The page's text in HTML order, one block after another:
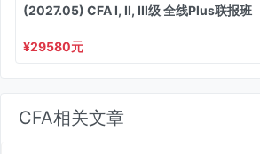
(2027.05) CFA I, II, III级 全线Plus联报班
¥29580元
CFA相关文章